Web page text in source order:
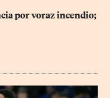
por voraz incendio;